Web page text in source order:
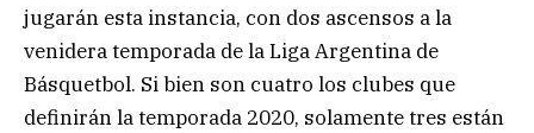
jugarán esta instancia, con dos ascensos a la
venidera temporada de la Liga Argentina de
Básquetbol. Si bien son cuatro los clubes que
definirán la temporada 2020, solamente tres están